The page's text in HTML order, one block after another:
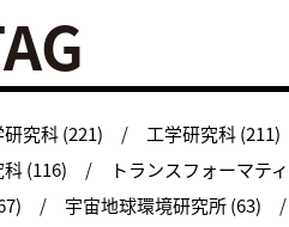
究科 (221) 工学研究科 (211)
(116)
トランスフォーマテ
宇宙地球環境研究所 (63)